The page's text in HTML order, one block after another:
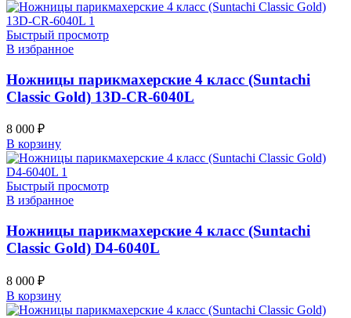
Быстрый просмотр
В избранное
Ножницы парикмахерские 4 класс (Suntachi
Classic Gold) 13D-CR-6040L
8 000 ₽
В корзину
Быстрый просмотр
В избранное
Ножницы парикмахерские 4 класс (Suntachi
Classic Gold) D4-6040L
8 000 ₽
В корзину